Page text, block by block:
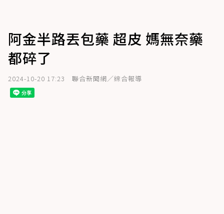
阿金半路丟包藥 超皮 媽無奈藥
都碎了
2024-10-20 17:23 聯合新聞網／綜合報導